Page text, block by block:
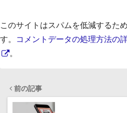
このサイトはスパムを低減するた
す。
コメントデータの処理方法の
。
前の記事